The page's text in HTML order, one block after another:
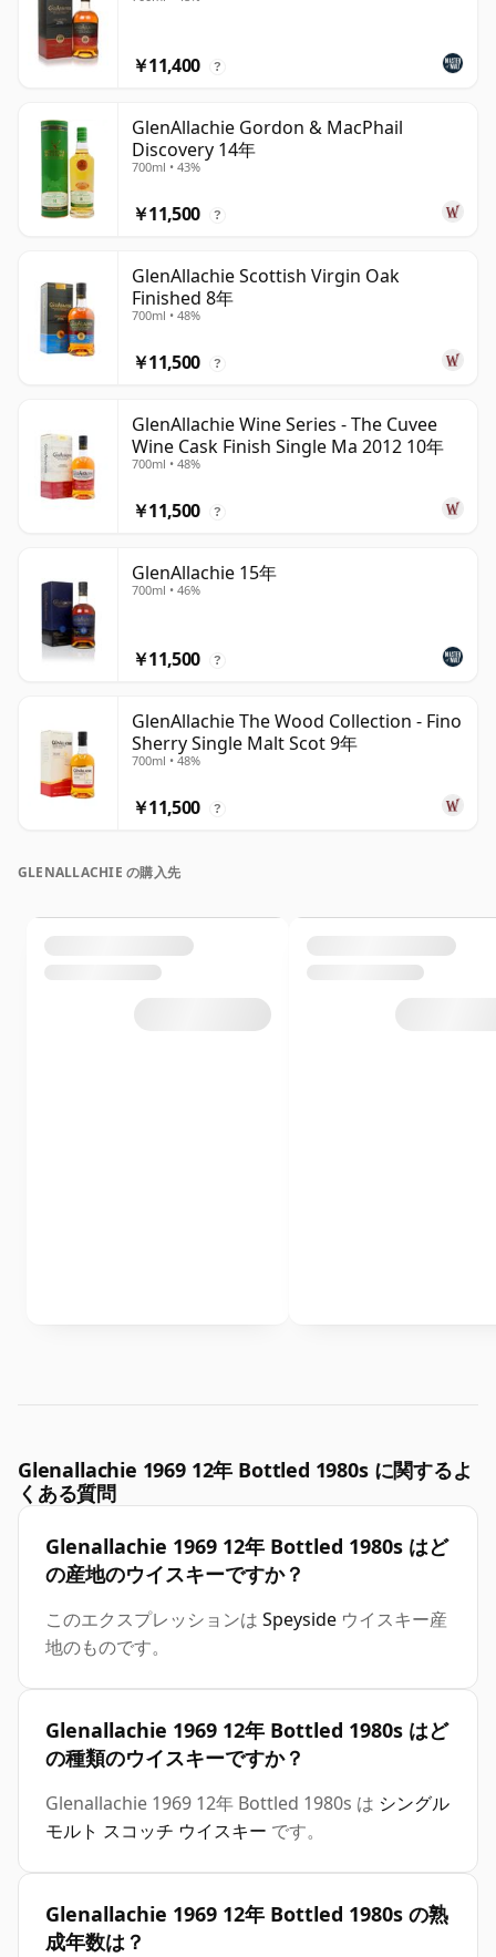
￥11,400 ?
GlenAllachie Gordon & MacPhail
Discovery 14年
700ml • 43%
￥11,500 ?
GlenAllachie Scottish Virgin Oak
Finished 8年
700ml • 48%
￥11,500 ?
GlenAllachie Wine Series - The Cuvee
Wine Cask Finish Single Ma 2012 10年
700ml • 48%
￥11,500 ?
GlenAllachie 15年
700ml • 46%
￥11,500 ?
GlenAllachie The Wood Collection - Fino
Sherry Single Malt Scot 9年
700ml • 48%
￥11,500 ?
GLENALLACHIE の購入先
Glenallachie 1969 12年 Bottled 1980s に関するよ
くある質問
Glenallachie 1969 12年 Bottled 1980s はど
の産地のウイスキーですか？
このエクスプレッションは Speyside ウイスキー産
地のものです。
Glenallachie 1969 12年 Bottled 1980s はど
の種類のウイスキーですか？
Glenallachie 1969 12年 Bottled 1980s は シングル
モルト スコッチ ウイスキー です。
Glenallachie 1969 12年 Bottled 1980s の熟
成年数は？